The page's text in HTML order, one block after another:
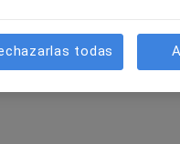
todas